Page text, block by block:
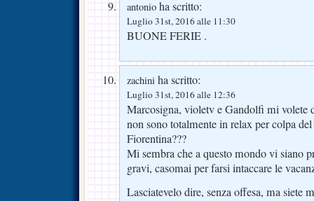
antonio ha scritto:
Luglio 31st, 2016 alle 11:30
BUONE FERIE .
zachini ha scritto:
Luglio 31st, 2016 alle 12:36
Marcosigna, violetv e Gandolfi mi volete
non sono totalmente in relax per colpa
Fiorentina???
Mi sembra che a questo mondo vi siano
gravi, casomai per farsi intaccare le
Lasciatevelo dire, senza offesa, ma siete